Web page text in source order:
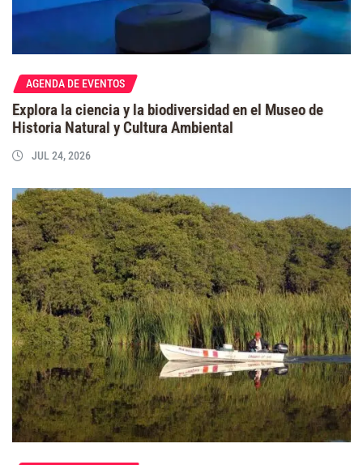
AGENDA DE EVENTOS
Explora la ciencia y la biodiversidad en el Museo de
Historia Natural y Cultura Ambiental
JUL 24, 2026